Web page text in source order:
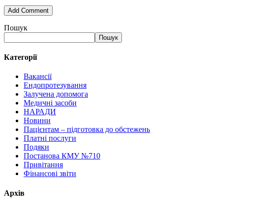
Пошук
Пошук
Категорії
Вакансії
Ендопротезування
Залучена допомога
Медичні засоби
НАРАДИ
Новини
Пацієнтам – підготовка до обстежень
Платні послуги
Подяки
Постанова КМУ №710
Привітання
Фінансові звіти
Архів